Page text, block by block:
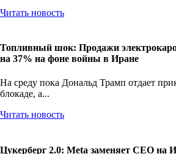
Читать новость
Топливный шок: Продажи
на 37% на фоне войны в Иране
На среду пока Дональд Трамп отдает
блокаде, а...
Читать новость
Цукерберг 2.0: Meta заменяет CEO на